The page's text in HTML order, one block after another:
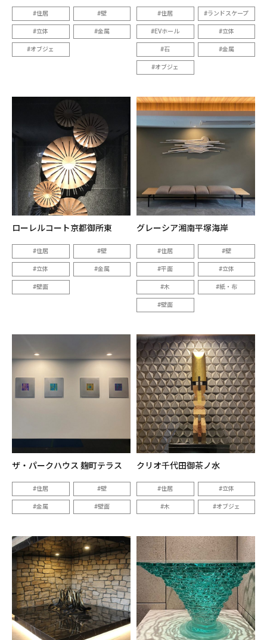
住居 壁
立体 金属
オブジェ
住居 ランドスケープ
EVホール 立体
石 金属
オブジェ
ローレルコート京都御所東
住居 壁
立体 金属
壁面
グレーシア湘南平塚海岸
住居 壁
平面 立体
木 紙・布
壁面
ザ・パークハウス 麹町テラス
住居 壁
金属 壁面
クリオ千代田御茶ノ水
住居 立体
木 オブジェ